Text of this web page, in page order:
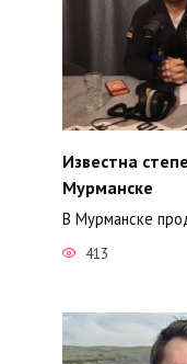
Известна
Мурманске
В Мурманске
413